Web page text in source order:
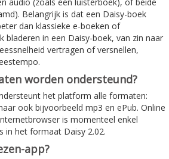
Belangrijk is dat een Daisy-boek
dan klassieke e-boeken of
bladeren in een Daisy-boek, van zin naar
vertragen of versnellen,
worden ondersteund?
het platform alle formaten:
ook bijvoorbeeld mp3 en ePub. Online
is momenteel enkel
in het formaat Daisy 2.02.
app?